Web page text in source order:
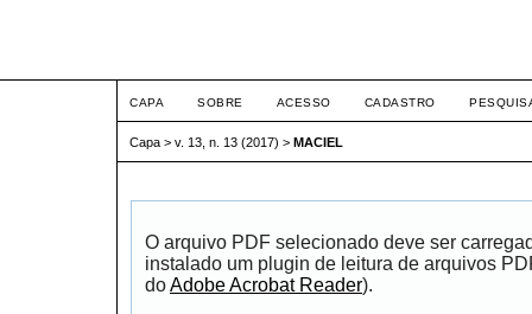
CAPA SOBRE ACESSO CADASTRO
Capa > v. 13, n. 13 (2017) > MACIEL
O arquivo PDF selecionado deve ser
instalado um plugin de leitura de arquivos
doAdobe Acrobat Reader).